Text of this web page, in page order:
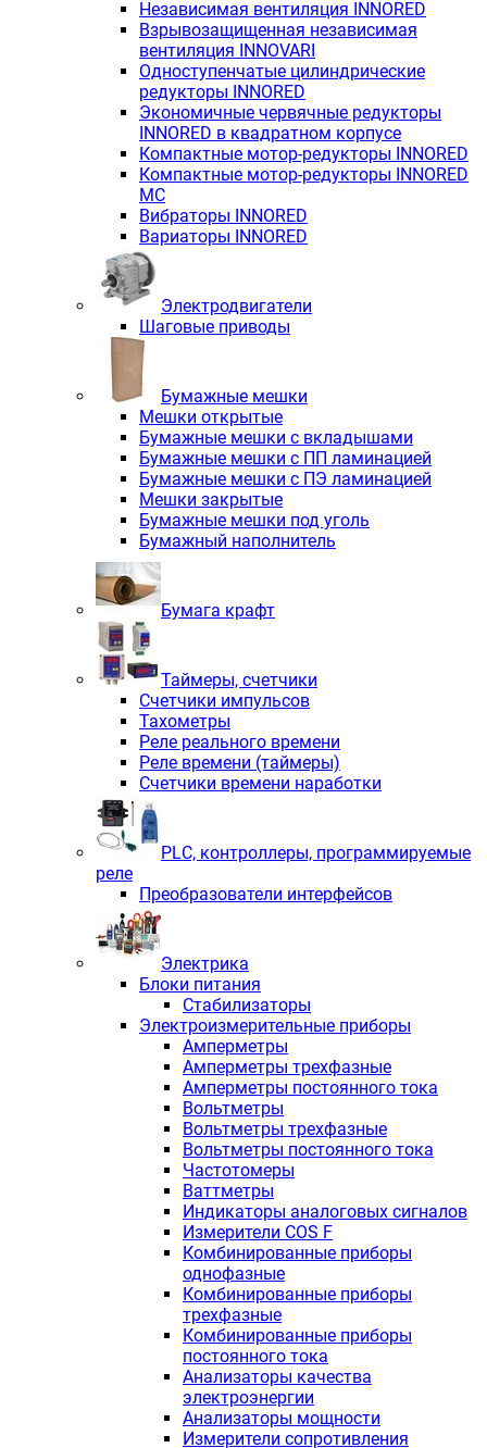
Независимая вентиляция INNORED
Взрывозащищенная независимая
вентиляция INNOVARI
Одноступенчатые цилиндрические
редукторы INNORED
Экономичные червячные редукторы
INNORED в квадратном корпусе
Компактные мотор-редукторы INNORED
Компактные мотор-редукторы INNORED
MC
Вибраторы INNORED
Вариаторы INNORED
Электродвигатели
Шаговые приводы
Бумажные мешки
Мешки открытые
Бумажные мешки с вкладышами
Бумажные мешки с ПП ламинацией
Бумажные мешки с ПЭ ламинацией
Мешки закрытые
Бумажные мешки под уголь
Бумажный наполнитель
Бумага крафт
Таймеры, счетчики
Счетчики импульсов
Тахометры
Реле реального времени
Реле времени (таймеры)
Счетчики времени наработки
PLС, контроллеры, программируемые
реле
Преобразователи интерфейсов
Электрика
Блоки питания
Стабилизаторы
Электроизмерительные приборы
Амперметры
Амперметры трехфазные
Амперметры постоянного тока
Вольтметры
Вольтметры трехфазные
Вольтметры постоянного тока
Частотомеры
Ваттметры
Индикаторы аналоговых сигналов
Измерители COS F
Комбинированные приборы
однофазные
Комбинированные приборы
трехфазные
Комбинированные приборы
постоянного тока
Анализаторы качества
электроэнергии
Анализаторы мощности
Измерители сопротивления